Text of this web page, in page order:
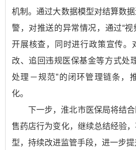
机制。通过大数据模型对结算数
警，对推送的异常情况，通过“
开展核查，同时进行政策宣传。
改、追回违规医保基金等方式处
处理－规范”的闭环管理链条，
化。
下一步，淮北市医保局将结
售药店行为变化，继续总结经验
型，持续改进监管手段，进一步提